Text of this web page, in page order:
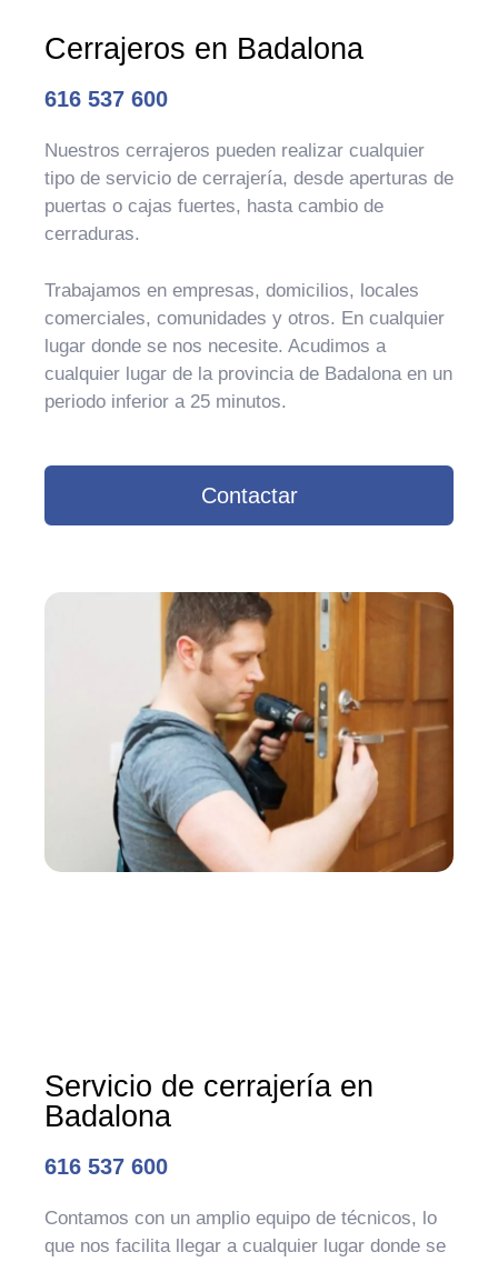
Cerrajeros en Badalona
616 537 600
Nuestros cerrajeros pueden realizar cualquier
tipo de servicio de cerrajería, desde aperturas de
puertas o cajas fuertes, hasta cambio de
cerraduras.
Trabajamos en empresas, domicilios, locales
comerciales, comunidades y otros. En cualquier
lugar donde se nos necesite. Acudimos a
cualquier lugar de la provincia de Badalona en un
periodo inferior a 25 minutos.
Contactar
Servicio de cerrajería en
Badalona
616 537 600
Contamos con un amplio equipo de técnicos, lo
que nos facilita llegar a cualquier lugar donde se